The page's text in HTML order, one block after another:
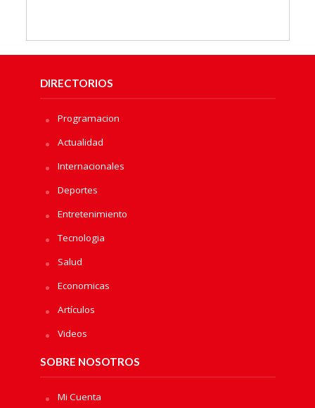
DIRECTORIOS
Programacion
Actualidad
Internacionales
Deportes
Entretenimiento
Tecnologia
Salud
Economicas
Artículos
Videos
SOBRE NOSOTROS
Mi Cuenta